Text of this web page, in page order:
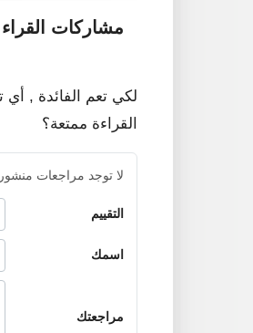
مشاركات
لكي تعم الفائدة ,
القراءة ممتعة؟
لا توجد مراجعات
التقييم
اسمك
مراجعتك